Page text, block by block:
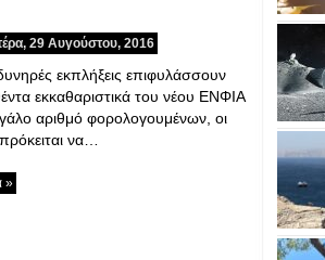
29 Αυγούστου, 2016
εκπλήξεις επιφυλάσσουν
εκκαθαριστικά του νέου ΕΝΦΙΑ
αριθμό φορολογουμένων, οι
να…
»